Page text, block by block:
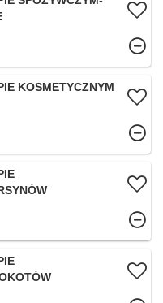
KOSMETYCZNYM